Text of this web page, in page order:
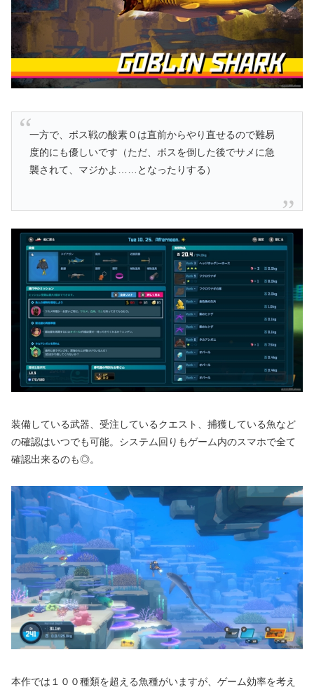
一方で、ボス戦の酸素０は直前からやり直せるので難易
度的にも優しいです（ただ、ボスを倒した後でサメに急
襲されて、マジかよ……となったりする）
装備している武器、受注しているクエスト、捕獲している魚など
の確認はいつでも可能。システム回りもゲーム内のスマホで全て
確認出来るのも◎。
本作では１００種類を超える魚種がいますが、ゲーム効率を考え